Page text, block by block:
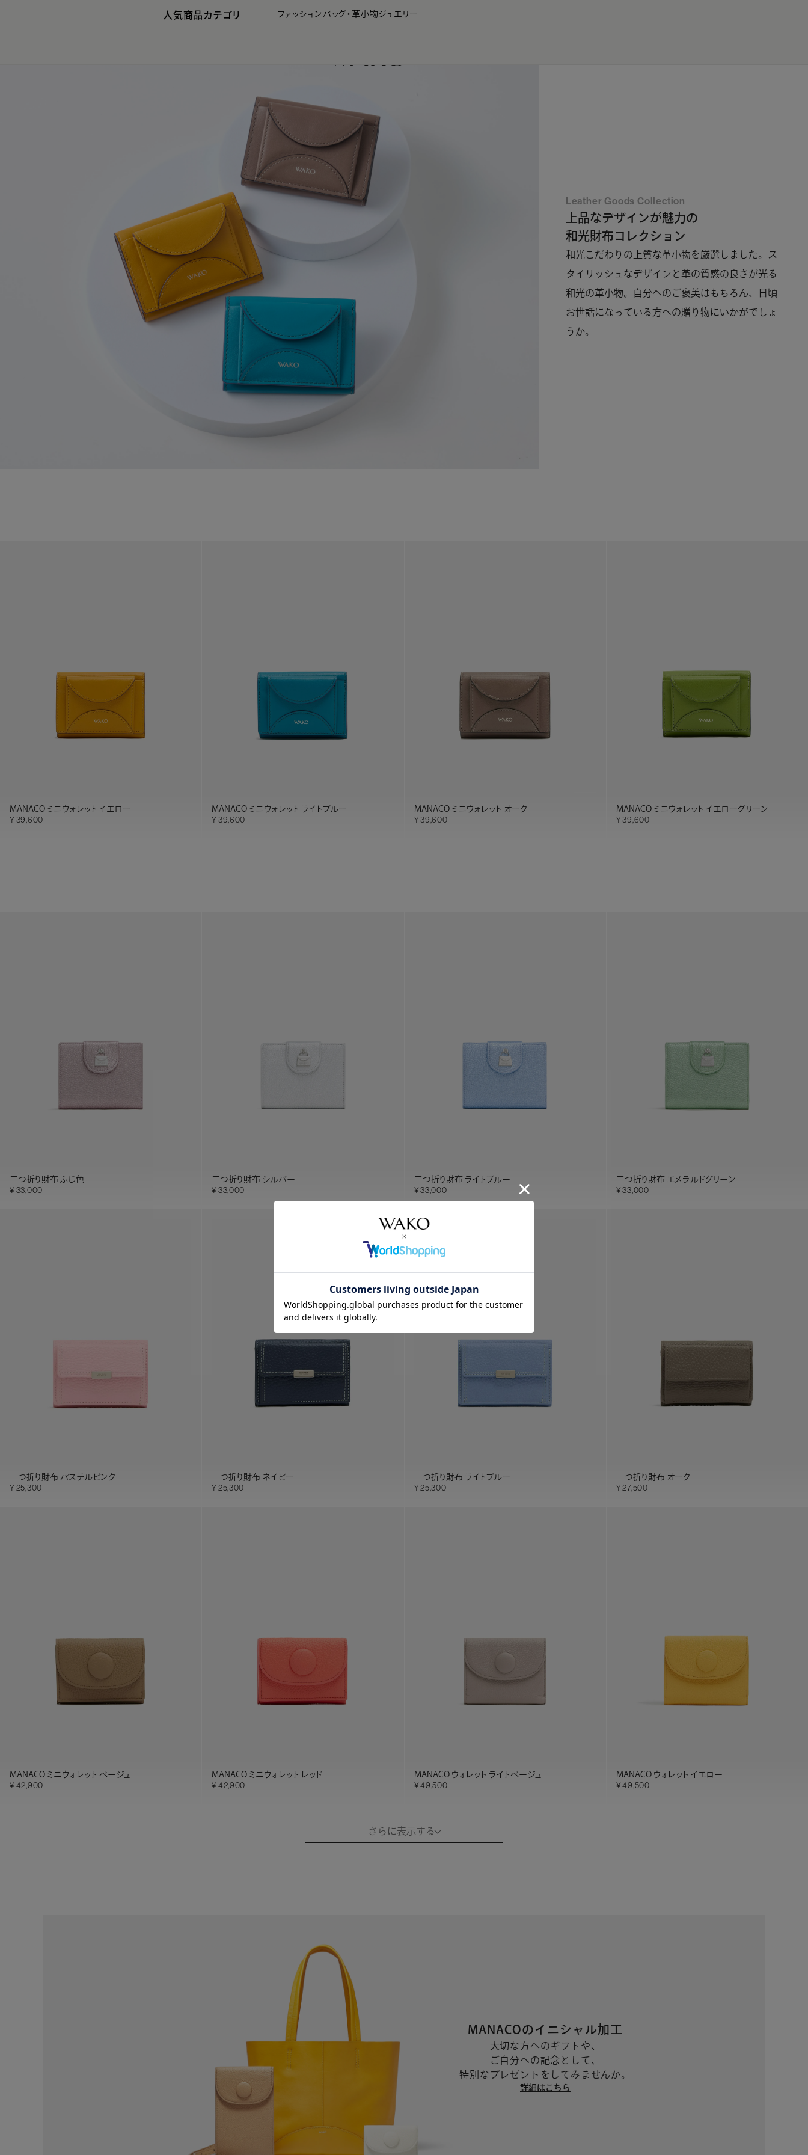
人気商品カテゴリ ファッション バッグ・革小物ジュエリー
Leather Goods Collection
上品なデザインが魅力の
和光財布コレクション
和光こだわりの上質な革小物を厳選しました。ス
タイリッシュなデザインと革の質感の良さが光る
和光の革小物。自分へのご褒美はもちろん、日頃
お世話になっている方への贈り物にいかがでしょ
うか。
MANACO ミニウォレット イエロー
39,600
MANACO ミニウォレット ライトブルー
39,600
MANACO ミニウォレット オーク
39,600
MANACO ミニウォレット イエローグリーン
39,600
二つ折り財布 ふじ色
33,000
二つ折り財布 シルバー
33,000
二つ折り財布 ライトブルー
33,000
二つ折り財布 エメラルドグリーン
33,000
三つ折り財布 パステルピンク
25,300
三つ折り財布 ネイビー
25,300
三つ折り財布 ライトブルー
25,300
三つ折り財布 オーク
27,500
MANACO ミニウォレット ベージュ
42,900
MANACO ミニウォレット レッド
42,900
MANACO ウォレット ライトベージュ
49,500
MANACO ウォレット イエロー
49,500
MANACO ウォレット ブラック
49,500
MANACO スマートロングウォレット ブルー MANACO スマートロングウォレット イエロー
さらに表示する
MANACOのイニシャル加工
大切な方へのギフトや、
ご自分への記念として、
特別なプレゼントをしてみませんか。
詳細はこちら